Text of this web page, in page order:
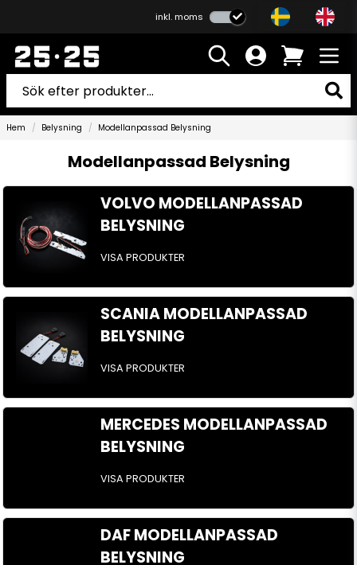
inkl. moms
Hem Belysning Modellanpassad Belysning
Modellanpassad Belysning
VOLVO MODELLANPASSAD
BELYSNING
VISA PRODUKTER
SCANIA MODELLANPASSAD
BELYSNING
VISA PRODUKTER
MERCEDES MODELLANPASSAD
BELYSNING
VISA PRODUKTER
DAF MODELLANPASSAD
BELYSNING